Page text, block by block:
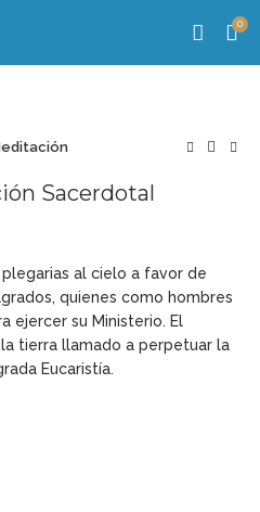
0
Sacerdotal
al cielo a favor de
quienes como hombres
ejercer su Ministerio. El
tierra llamado a perpetuar la
Eucaristía.